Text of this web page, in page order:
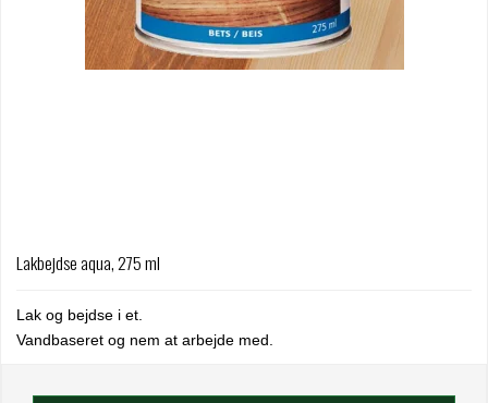
Lakbejdse aqua, 275 ml
Lak og bejdse i et.
Vandbaseret og nem at arbejde med.